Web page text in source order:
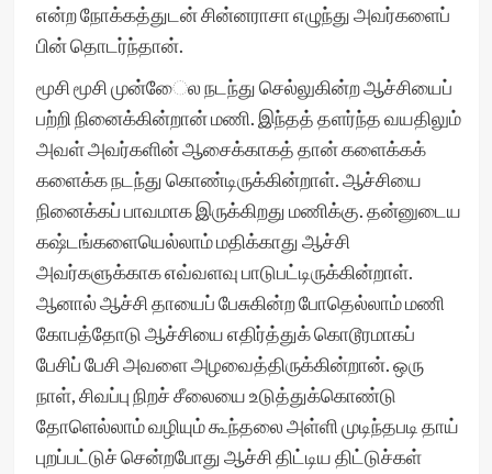
என்ற நோக்கத்துடன் சின்னராசா எழுந்து அவர்களைப்
பின் தொடர்ந்தான்.
மூசி மூசி முன்ேைல நடந்து செல்லுகின்ற ஆச்சியைப்
பற்றி நினைக்கின்றான் மணி. இந்தத் தளர்ந்த வயதிலும்
அவள் அவர்களின் ஆசைக்காகத் தான் களைக்கக்
களைக்க நடந்து கொண்டிருக்கின்றாள். ஆச்சியை
நினைக்கப் பாவமாக இருக்கிறது மணிக்கு. தன்னுடைய
கஷ்டங்களையெல்லாம் மதிக்காது ஆச்சி
அவர்களுக்காக எவ்வளவு பாடுபட்டிருக்கின்றாள்.
ஆனால் ஆச்சி தாயைப் பேசுகின்ற போதெல்லாம் மணி
கோபத்தோடு ஆச்சியை எதிர்த்துக் கொடூரமாகப்
பேசிப் பேசி அவளை அழவைத்திருக்கின்றான். ஒரு
நாள், சிவப்பு நிறச் சீலையை உடுத்துக்கொண்டு
தோளெல்லாம் வழியும் கூந்தலை அள்ளி முடிந்தபடி தாய்
புறப்பட்டுச் சென்றபோது ஆச்சி திட்டிய திட்டுச்கள்